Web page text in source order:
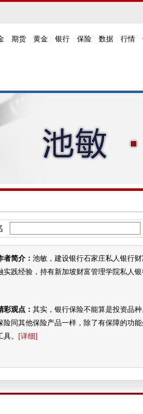
期货 黄金 银行 保险 数据 行情
者简介： 池敏，建设银行石家庄私人银行
实践经验，持有新加坡财富管理学院私人
彩观点： 其实，银行保险不能算是投资品
险同其他保险产品一样，除了有保障的功
具。 [详细]